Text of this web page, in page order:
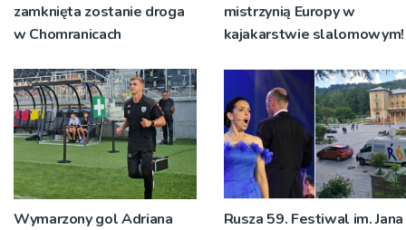
zamknięta zostanie droga
w Chomranicach
mistrzynią Europy w
kajakarstwie slalomowym!
Wymarzony gol Adriana
Rusza 59. Festiwal im. Jana